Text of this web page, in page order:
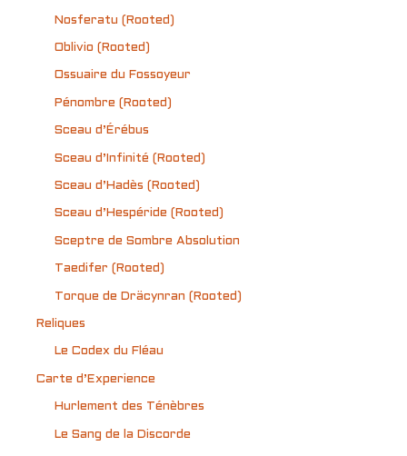
Nosferatu (Rooted)
Oblivio (Rooted)
Ossuaire du Fossoyeur
Pénombre (Rooted)
Sceau d’Érébus
Sceau d’Infinité (Rooted)
Sceau d’Hadès (Rooted)
Sceau d’Hespéride (Rooted)
Sceptre de Sombre Absolution
Taedifer (Rooted)
Torque de Dräcynran (Rooted)
Reliques
Le Codex du Fléau
Carte d’Experience
Hurlement des Ténèbres
Le Sang de la Discorde